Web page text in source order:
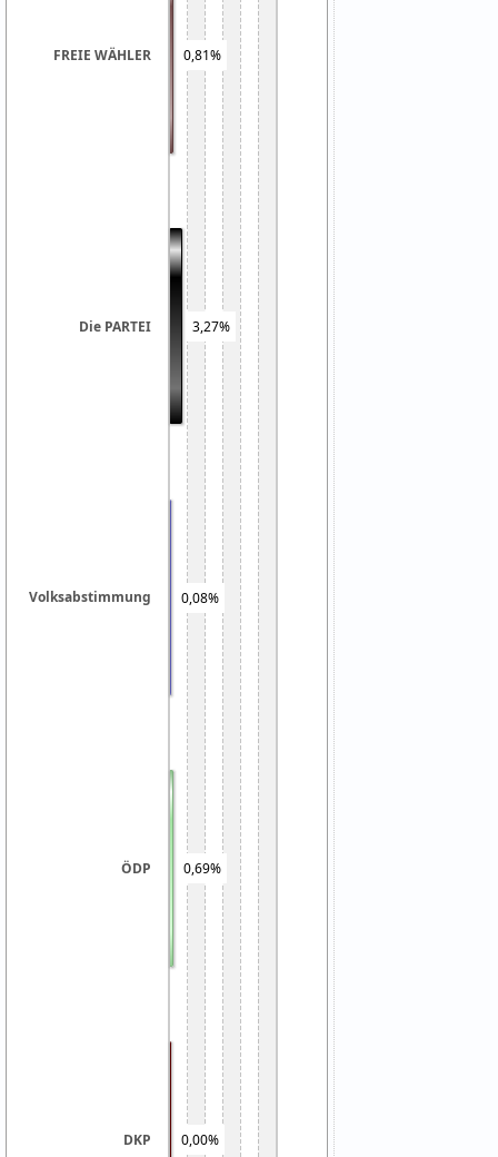
FREIE WÄHLER
Die PARTEI
Volksabstimmung
ÖDP
DKP
0,81%
3,27%
0,08%
0,69%
0,00%